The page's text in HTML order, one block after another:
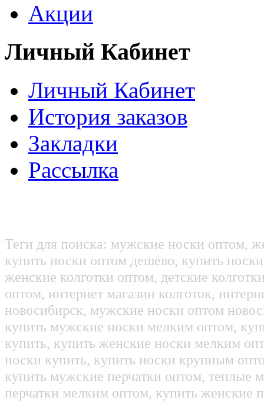
Акции
Личный Кабинет
Личный Кабинет
История заказов
Закладки
Рассылка
Теги для поиска: мужские носки оптом,
купить носки оптом дешево, купить
женские колготки оптом, детские
оптом, интернет магазин колготок,
новосибирск, мужские носки оптом
купить мужские носки мелким оптом,
купить, купить женские носки мелким
носки купить, купить носки крупным
купить мужские перчатки оптом, теплые
перчатки мелким оптом, купить женские